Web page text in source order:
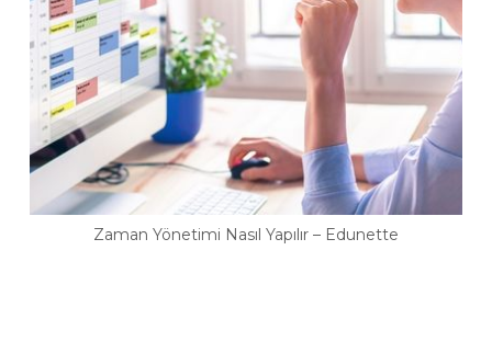
Zaman Yönetimi Nasıl Yapılır – Edunette